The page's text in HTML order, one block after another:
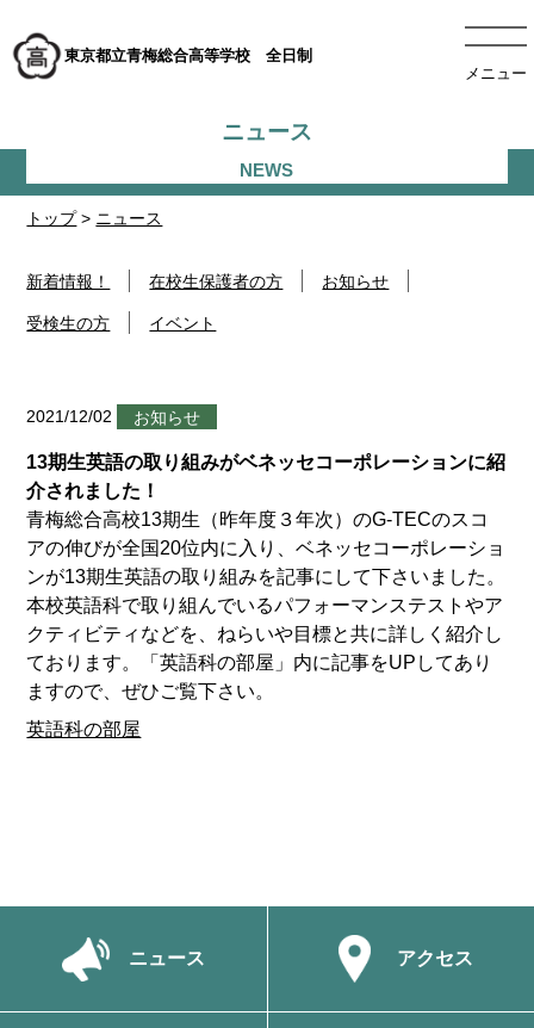
東京都立青梅総合高等学校 全日制
メニュー
トップ> ニュース
ニュース
新着情報！ 在校生保護者の方 お知らせ
受検生の方 イベント
2021/12/02 お知らせ
13期生英語の取り組みがベネッセコーポレーションに紹
介されました！
青梅総合高校13期生（昨年度３年次）のG-TECのスコ
アの伸びが全国20位内に入り、ベネッセコーポレーショ
ンが13期生英語の取り組みを記事にして下さいました。
本校英語科で取り組んでいるパフォーマンステストやア
クティビティなどを、ねらいや目標と共に詳しく紹介し
ております。「英語科の部屋」内に記事をUPしてあり
ますので、ぜひご覧下さい。
英語科の部屋
ニュース アクセス